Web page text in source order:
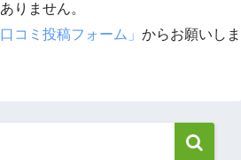
りません。
コミ投稿フォーム」 からお願いしま